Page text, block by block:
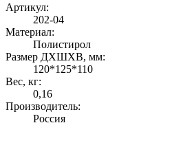
Артикул:
202-04
Материал:
Полистирол
Размер ДХШХВ, мм:
120*125*110
Вес, кг:
0,16
Производитель:
Россия